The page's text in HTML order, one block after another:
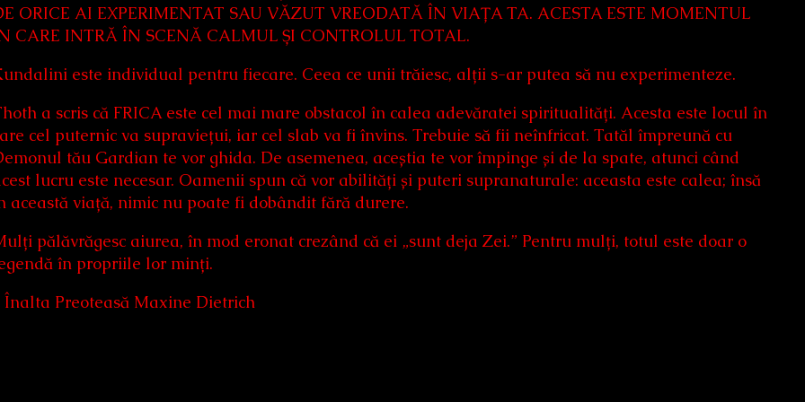
ORICE AI EXPERIMENTAT SAU VĂZUT VREODATĂ ÎN VIAȚA TA. ACESTA ESTE MOMENTUL
CARE INTRĂ ÎN SCENĂ CALMUL ȘI CONTROLUL TOTAL.
este individual pentru fiecare. Ceea ce unii trăiesc, alții s-ar putea să nu experimenteze.
a scris că FRICA este cel mai mare obstacol în calea adevăratei spiritualități. Acesta este locul în
cel puternic va supraviețui, iar cel slab va fi învins. Trebuie să fii neînfricat. Tatăl împreună cu
tău Gardian te vor ghida. De asemenea, aceștia te vor împinge și de la spate, atunci când
lucru este necesar. Oamenii spun că vor abilități și puteri supranaturale: aceasta este calea; însă
această viață, nimic nu poate fi dobândit fără durere.
pălăvrăgesc aiurea, în mod eronat crezând că ei „sunt deja Zei.” Pentru mulți, totul este doar o
în propriile lor minți.
Înalta Preoteasă Maxine Dietrich